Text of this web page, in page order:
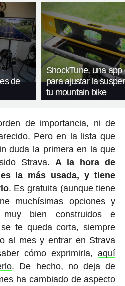
de
ShockTune, una app
para ajustar la
tu mountain bike
de importancia, ni de
Pero en la lista que
duda la primera en la que
Strava.A la hora de
la más usada, y tiene
. Es gratuita (aunque tiene
muchísimas opciones y
bien construidos e
te queda corta, siempre
al mes y entrar en Strava
cómo exprimirla,aquí
. De hecho, no deja de
ha cambiado de aspecto